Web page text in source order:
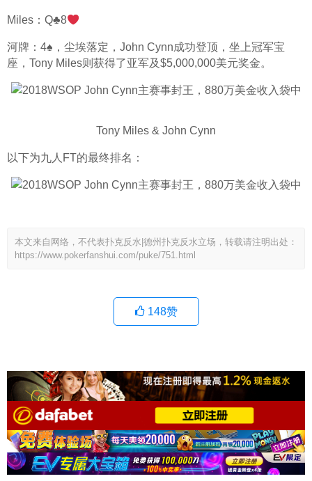
Miles：Q♣8
河牌：4♠，尘埃落定，John Cynn成功登顶，坐上冠军宝
座，Tony Miles则获得了亚军及$5,000,000美元奖金。
Tony Miles & John Cynn
以下为九人FT的最终排名：
本文来自网络，不代表扑克反水|德州扑克反水立场，转载请注明出处：
https://www.pokerfanshui.com/puke/751.html
148赞